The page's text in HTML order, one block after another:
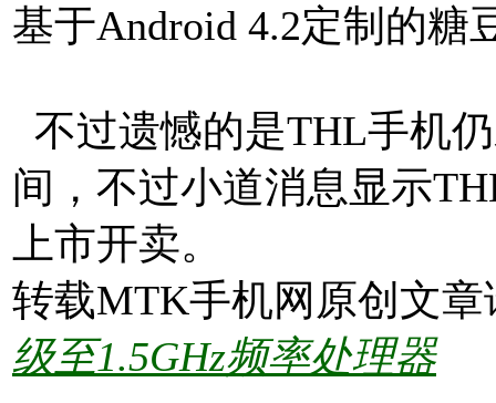
基于Android 4.2定制的糖
不过遗憾的是THL手机
间，不过小道消息显示
上市开卖。
转载MTK手机网原创文
级至1.5GHz频率处理器